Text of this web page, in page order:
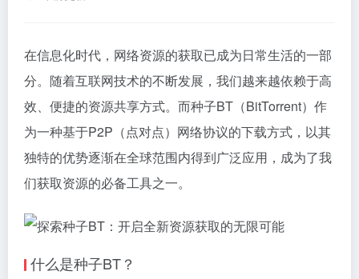
在信息化时代，网络资源的获取已成为日常生活的一部
分。随着互联网技术的不断发展，我们越来越依赖于高
效、便捷的资源共享方式。而种子BT（BitTorrent）作
为一种基于P2P（点对点）网络协议的下载方式，以其
独特的优势逐渐在全球范围内得到广泛应用，成为了我
们获取资源的必备工具之一。
什么是种子BT？